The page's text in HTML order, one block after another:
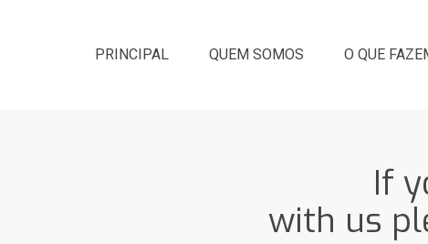
PRINCIPAL QUEM SOMOS O QUE
If
with us